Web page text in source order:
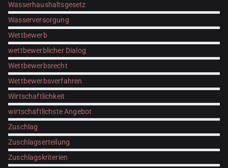
Wasserhaushaltsgesetz
Wasserversorgung
Wettbewerb
wettbewerblicher Dialog
Wettbewerbsrecht
Wettbewerbsverfahren
Wirtschaftlichkeit
wirtschaftlichste Angebot
Zuschlag
Zuschlagserteilung
Zuschlagskriterien